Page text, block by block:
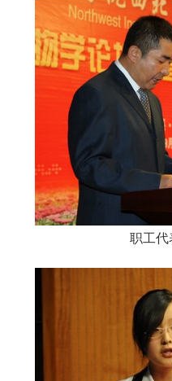
职工代